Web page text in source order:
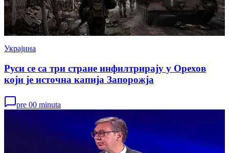
Украјина
Руси се са три стране инфилтрирају у Орехов
који је источна капија Запорожја
pre 00 minuta